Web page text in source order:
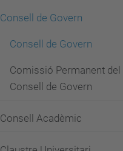
Consell de Govern
Consell de Govern
Comissió Permanent del
Consell de Govern
Consell Acadèmic